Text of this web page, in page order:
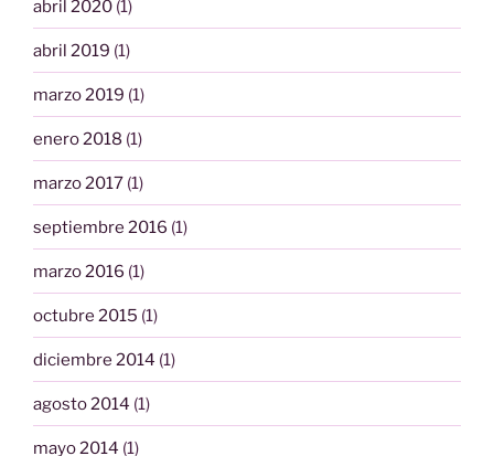
abril 2020 (1)
abril 2019 (1)
marzo 2019 (1)
enero 2018 (1)
marzo 2017 (1)
septiembre 2016 (1)
marzo 2016 (1)
octubre 2015 (1)
diciembre 2014 (1)
agosto 2014 (1)
mayo 2014 (1)